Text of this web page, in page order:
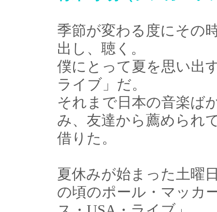
季節が変わる度にその
出し、聴く。
僕にとって夏を思い出
ライブ」だ。
それまで日本の音楽ば
み、友達から薦められ
借りた。
夏休みが始まった土曜
の頃のポール・マッカ